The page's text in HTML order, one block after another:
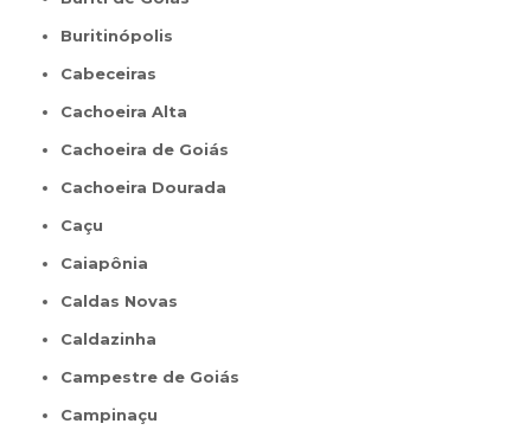
Buritinópolis
Cabeceiras
Cachoeira Alta
Cachoeira de Goiás
Cachoeira Dourada
Caçu
Caiapônia
Caldas Novas
Caldazinha
Campestre de Goiás
Campinaçu